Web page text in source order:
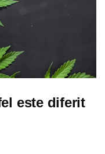
este diferit